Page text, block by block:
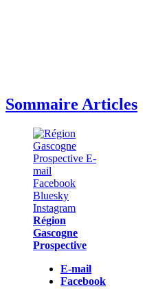
Sommaire Articles
Région
Gascogne
Prospective
E-mail
Facebook